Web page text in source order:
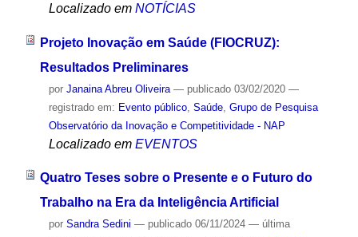
Localizado em NOTÍCIAS
Projeto Inovação em Saúde (FIOCRUZ):
Resultados Preliminares
por Janaina Abreu Oliveira — publicado03/02/2020 —
registrado em: Evento público, Saúde, Grupo de Pesquisa
Observatório da Inovação e Competitividade - NAP
Localizado em EVENTOS
Quatro Teses sobre o Presente e o Futuro do
Trabalho na Era da Inteligência Artificial
por Sandra Sedini — publicado06/11/2024 — última